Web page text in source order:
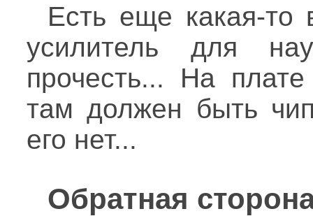
Есть еще какая-то
усилитель для
прочесть... На
там должен быть
его нет...
Обратная